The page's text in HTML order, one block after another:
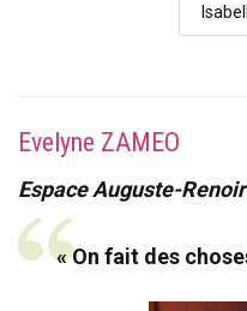
Evelyne ZAMEO
Espace Auguste-Renoir
« On fait des